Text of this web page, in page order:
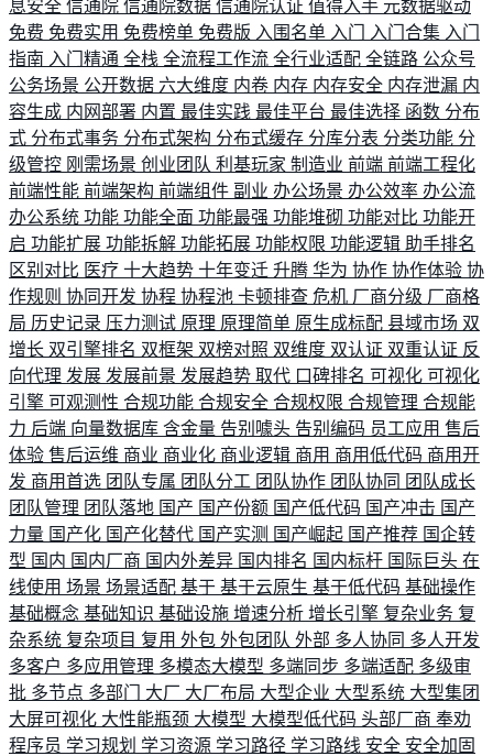
息安全 信通院 信通院数据 信通院认证 值得入手 元数据驱动
免费 免费实用 免费榜单 免费版 入围名单 入门 入门合集 入门
指南 入门精通 全栈 全流程工作流 全行业适配 全链路 公众号
公务场景 公开数据 六大维度 内卷 内存 内存安全 内存泄漏 内
容生成 内网部署 内置 最佳实践 最佳平台 最佳选择 函数 分布
式 分布式事务 分布式架构 分布式缓存 分库分表 分类功能 分
级管控 刚需场景 创业团队 利基玩家 制造业 前端 前端工程化
前端性能 前端架构 前端组件 副业 办公场景 办公效率 办公流
办公系统 功能 功能全面 功能最强 功能堆砌 功能对比 功能开
启 功能扩展 功能拆解 功能拓展 功能权限 功能逻辑 助手排名
区别对比 医疗 十大趋势 十年变迁 升腾 华为 协作 协作体验 协
作规则 协同开发 协程 协程池 卡顿排查 危机 厂商分级 厂商格
局 历史记录 压力测试 原理 原理简单 原生成标配 县域市场 双
增长 双引擎排名 双框架 双榜对照 双维度 双认证 双重认证 反
向代理 发展 发展前景 发展趋势 取代 口碑排名 可视化 可视化
引擎 可观测性 合规功能 合规安全 合规权限 合规管理 合规能
力 后端 向量数据库 含金量 告别噱头 告别编码 员工应用 售后
体验 售后运维 商业 商业化 商业逻辑 商用 商用低代码 商用开
发 商用首选 团队专属 团队分工 团队协作 团队协同 团队成长
团队管理 团队落地 国产 国产份额 国产低代码 国产冲击 国产
力量 国产化 国产化替代 国产实测 国产崛起 国产推荐 国企转
型 国内 国内厂商 国内外差异 国内排名 国内标杆 国际巨头 在
线使用 场景 场景适配 基于 基于云原生 基于低代码 基础操作
基础概念 基础知识 基础设施 增速分析 增长引擎 复杂业务 复
杂系统 复杂项目 复用 外包 外包团队 外部 多人协同 多人开发
多客户 多应用管理 多模态大模型 多端同步 多端适配 多级审
批 多节点 多部门 大厂 大厂布局 大型企业 大型系统 大型集团
大屏可视化 大性能瓶颈 大模型 大模型低代码 头部厂商 奉劝
程序员 学习规划 学习资源 学习路径 学习路线 安全 安全加固